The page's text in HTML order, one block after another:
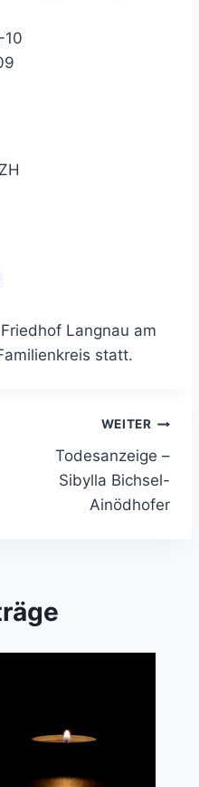
10
Langnau am
statt.
WEITER
Todesanzeige –
Sibylla Bichsel-
Ainödhofer